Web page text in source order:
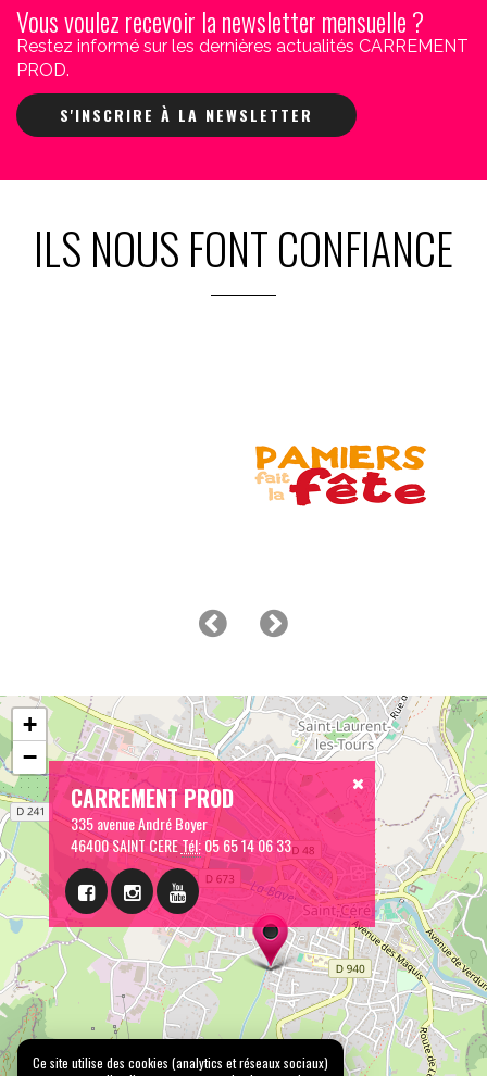
Vous voulez recevoir la newsletter mensuelle ?
Restez informé sur les dernières actualités CARREMENT
PROD.
S'INSCRIRE À LA NEWSLETTER
ILS NOUS FONT CONFIANCE
CARREMENT PROD
335 avenue André Boyer
46400 SAINT CERETél:05 65 14 06 33
+
−
Ce site utilise des cookies (analytics et réseaux sociaux)